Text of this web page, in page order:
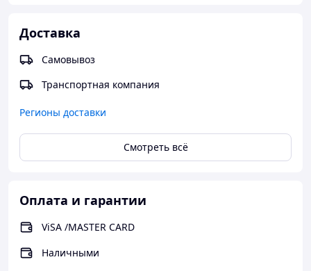
• Стационарные пандусы
• Мобильные пандусы
Доставка в любо регион РК и РФ.
Предоставляем гарантию, сертификат, паспорт,
бухгалтерские документы
г.Алматы Северное кольцо 86/14 офис 2.
тел:
Сайт :
http://novoprom.kz/
Доставка
Самовывоз
Транспортная компания
Регионы доставки
Смотреть всё
Оплата и гарантии
ViSA /MASTER CARD
Наличными